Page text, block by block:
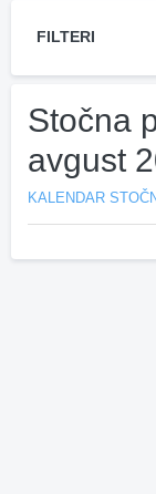
FILTERI
Stočna
avgust
KALENDAR